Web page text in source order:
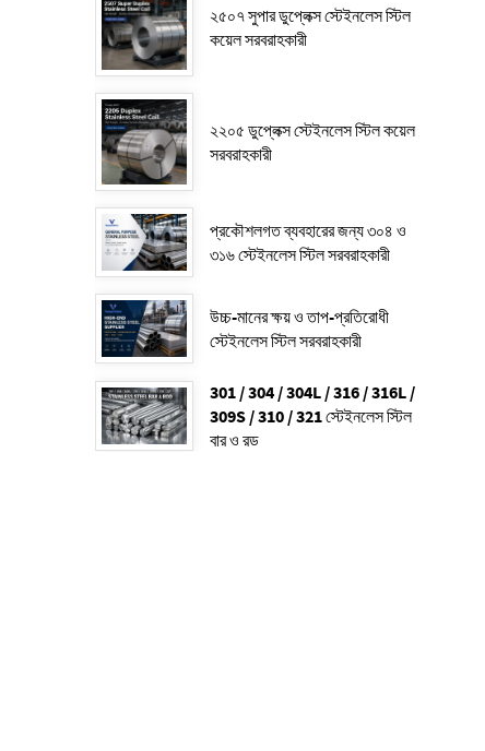
২৫০৭ সুপার ডুপ্লেক্স স্টেইনলেস স্টিল
কয়েল সরবরাহকারী
২২০৫ ডুপ্লেক্স স্টেইনলেস স্টিল কয়েল
সরবরাহকারী
প্রকৌশলগত ব্যবহারের জন্য ৩০৪ ও
৩১৬ স্টেইনলেস স্টিল সরবরাহকারী
উচ্চ-মানের ক্ষয় ও তাপ-প্রতিরোধী
স্টেইনলেস স্টিল সরবরাহকারী
301 / 304 / 304L / 316 / 316L /
309S / 310 / 321 স্টেইনলেস স্টিল
বার ও রড